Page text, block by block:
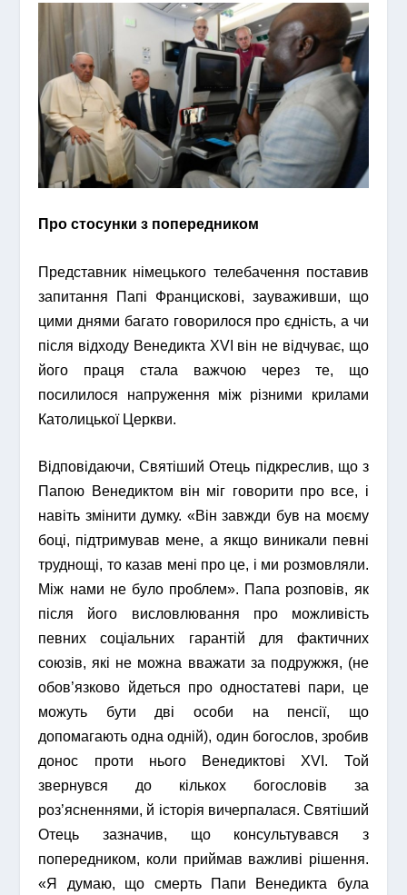
Про стосунки з попередником
Представник німецького телебачення поставив
запитання Папі Францискові, зауваживши, що
цими днями багато говорилося про єдність, а чи
після відходу Венедикта XVI він не відчуває, що
його праця стала важчою через те, що
посилилося напруження між різними крилами
Католицької Церкви.
Відповідаючи, Святіший Отець підкреслив, що з
Папою Венедиктом він міг говорити про все, і
навіть змінити думку. «Він завжди був на моєму
боці, підтримував мене, а якщо виникали певні
труднощі, то казав мені про це, і ми розмовляли.
Між нами не було проблем». Папа розповів, як
після його висловлювання про можливість
певних соціальних гарантій для фактичних
союзів, які не можна вважати за подружжя, (не
обов’язково йдеться про одностатеві пари, це
можуть бути дві особи на пенсії, що
допомагають одна одній), один богослов, зробив
донос проти нього Венедиктові XVI. Той
звернувся до кількох богословів за
роз’ясненнями, й історія вичерпалася. Святіший
Отець зазначив, що консультувався з
попередником, коли приймав важливі рішення.
«Я думаю, що смерть Папи Венедикта була